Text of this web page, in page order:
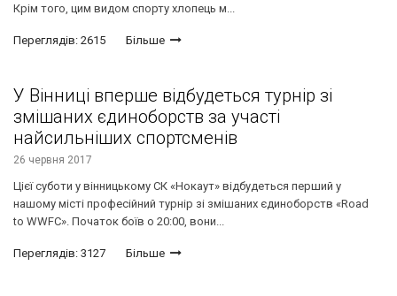
Крім того, цим видом спорту хлопець м...
Переглядів: 2615 Більше
У Вінниці вперше відбудеться турнір зі
змішаних єдиноборств за участі
найсильніших спортсменів
26 червня 2017
Цієї суботи у вінницькому СК «Нокаут» відбудеться перший у
нашому місті професійний турнір зі змішаних єдиноборств «Road
to WWFC». Початок боїв о 20:00, вони...
Переглядів: 3127 Більше